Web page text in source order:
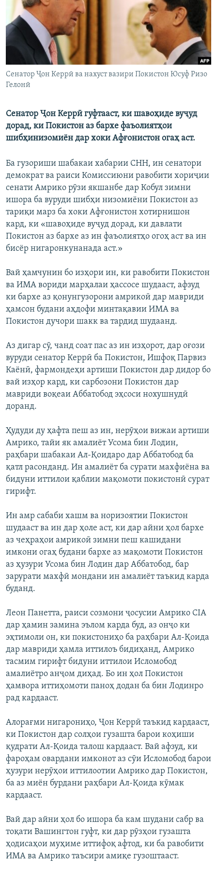
ГУЗОРИШҲОИ РАДИОӢ
Русский
ПАЙГИРӢ КУНЕД
Ҳамаи сомонаҳои RFE/RL
Cенатор Ҷон Керрӣ ва нахуст вазири Покистон Юсуф Ризо
Гелонӣ
Cенатор Ҷон Керрӣ гуфтааст, ки шавоҳиде вуҷуд
дорад, ки Покистон аз бархе фаъолиятҳои
шибҳинизомиён дар хоки Афғонистон огаҳ аст.
Ба гузориши шабакаи хабарии СНН, ин сенатори
демократ ва раиси Комиссиюни равобити хориҷии
сенати Амрико рӯзи якшанбе дар Кобул зимни
ишора ба вуруди шибҳи низомиёни Покистон аз
тариқи марз ба хоки Афғонистон хотирнишон
кард, ки «шавоҳиде вуҷуд дорад, ки давлати
Покистон аз бархе аз ин фаъолиятҳо огоҳ аст ва ин
бисёр нигаронкунанада аст.»
Вай ҳамчунин бо изҳори ин, ки равобити Покистон
ва ИМА вориди марҳалаи ҳассосе шудааст, афзуд
ки бархе аз қонунгузорони амрикоӣ дар мавриди
ҳамсон будани аҳдофи минтақавии ИМА ва
Покистон дучори шакк ва тардид шудаанд.
Аз дигар сӯ, чанд соат пас аз ин изҳорот, дар оғози
вуруди сенатор Керрӣ ба Покистон, Ишфоқ Парвиз
Каёнӣ, фармондеҳи артиши Покистон дар дидор бо
вай изҳор кард, ки сарбозони Покистон дар
мавриди воқеаи Аббатобод эҳсоси нохушнудӣ
доранд.
Ҳудуди ду ҳафта пеш аз ин, нерӯҳои вижаи артиши
Амрико, тайи як амалиёт Усома бин Лодин,
раҳбари шабакаи Ал-Қоидаро дар Аббатобод ба
қатл расонданд. Ин амалиёт ба сурати махфиёна ва
бидуни иттилои қаблии мақомоти покистонӣ сурат
гирифт.
Ин амр сабаби хашм ва норизоятии Покистон
шудааст ва ин дар ҳоле аст, ки дар айни ҳол бархе
аз чеҳраҳои амрикоӣ зимни пеш кашидани
имкони огаҳ будани бархе аз мақомоти Покистон
аз ҳузури Усома бин Лодин дар Аббатобод, бар
зарурати махфӣ мондани ин амалиёт таъкид карда
буданд.
Леон Панетта, раиси созмони ҷосусии Амрико СIA
дар ҳамин замина эълом карда буд, аз онҷо ки
эҳтимоли он, ки покистониҳо ба раҳбари Ал-Қоида
дар мавриди ҳамла иттилоъ бидиҳанд, Амрико
тасмим гирифт бидуни иттилои Исломобод
амалиётро анҷом диҳад. Бо ин ҳол Покистон
ҳамвора иттиҳомоти паноҳ додан ба бин Лодинро
рад кардааст.
Алорағми нигарониҳо, Ҷон Керрӣ таъкид кардааст,
ки Покистон дар солҳои гузашта барои коҳиши
қудрати Ал-Қоида талош кардааст. Вай афзуд, ки
фароҳам овардани имконот аз сӯи Исломобод барои
ҳузури нерӯҳои иттилоотии Амрико дар Покистон,
ба аз миён бурдани раҳбари Ал-Қоида кӯмак
кардааст.
Вай дар айни ҳол бо ишора ба кам шудани сабр ва
тоқати Вашингтон гуфт, ки дар рӯзҳои гузашта
ҳодисаҳои муҳиме иттифоқ афтод, ки ба равобити
ИМА ва Амрико таъсири амиқе гузоштааст.